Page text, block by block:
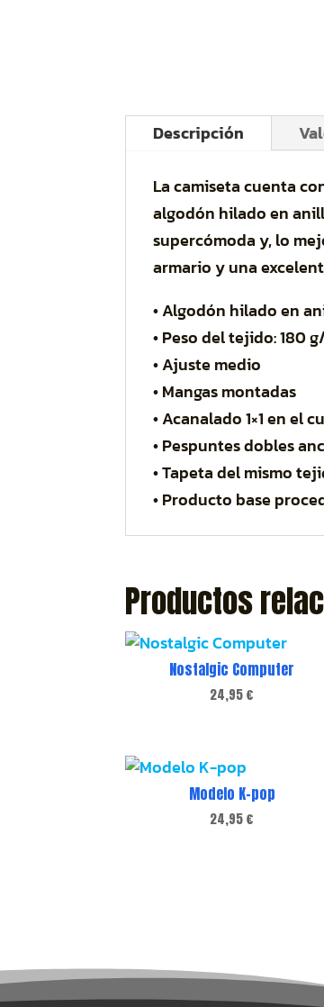
Descripción
La camiseta cuenta
algodón hilado en
supercómoda y, lo
armario y una
• Algodón hilado en
• Peso del tejido: 180
• Ajuste medio
• Mangas montadas
• Acanalado 1×1 en el
• Pespuntes dobles
• Tapeta del mismo
• Producto base
Productos
Nostalgic Computer
24,95€
Modelo K-pop
24,95€